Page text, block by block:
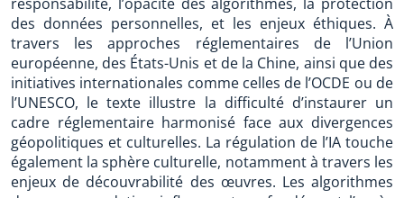
des données personnelles, et les enjeux éthiques. À
travers les approches réglementaires de l’Union
européenne, des États-Unis et de la Chine, ainsi que des
initiatives internationales comme celles de l’OCDE ou de
l’UNESCO, le texte illustre la difficulté d’instaurer un
cadre réglementaire harmonisé face aux divergences
géopolitiques et culturelles. La régulation de l’IA touche
également la sphère culturelle, notamment à travers les
enjeux de découvrabilité des œuvres. Les algorithmes